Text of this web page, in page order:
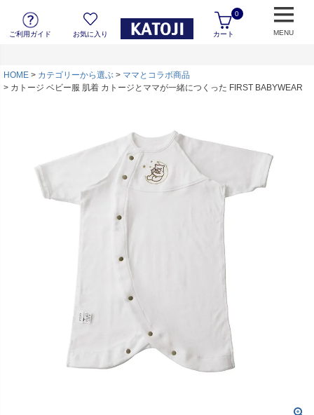
ご利用ガイド お気に入り カート
0
MENU
HOME カテゴリーから選ぶ
ママとコラボ商品
カトージ ベビー服 肌着 カトージとママが一緒につくった FIRST BABYWEAR